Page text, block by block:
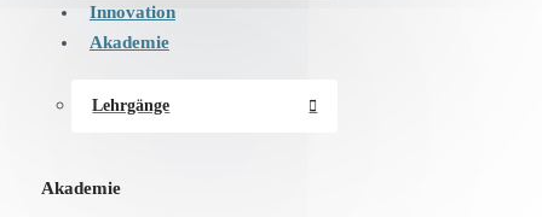
Innovation
Akademie
Lehrgänge
Akademie